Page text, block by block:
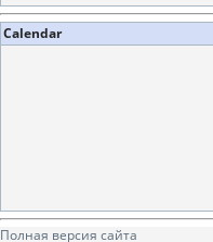
Calendar
Полная версия сайта